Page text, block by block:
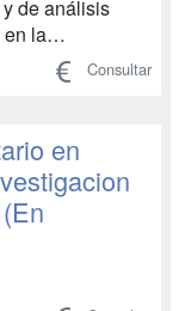
de análisis
la
profesional,
y la Tecnología
incluyendo
com...
Consultar
en